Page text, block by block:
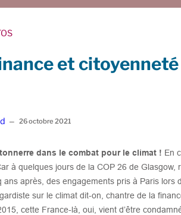
et citoyenneté
– 26 octobre 2021
dans le combat pour le climat ! En
à quelques jours de la COP 26 de
ans après, des engagements pris à Paris lors
sur le climat dit-on, chantre de la
cette France-là, oui, vient d’être